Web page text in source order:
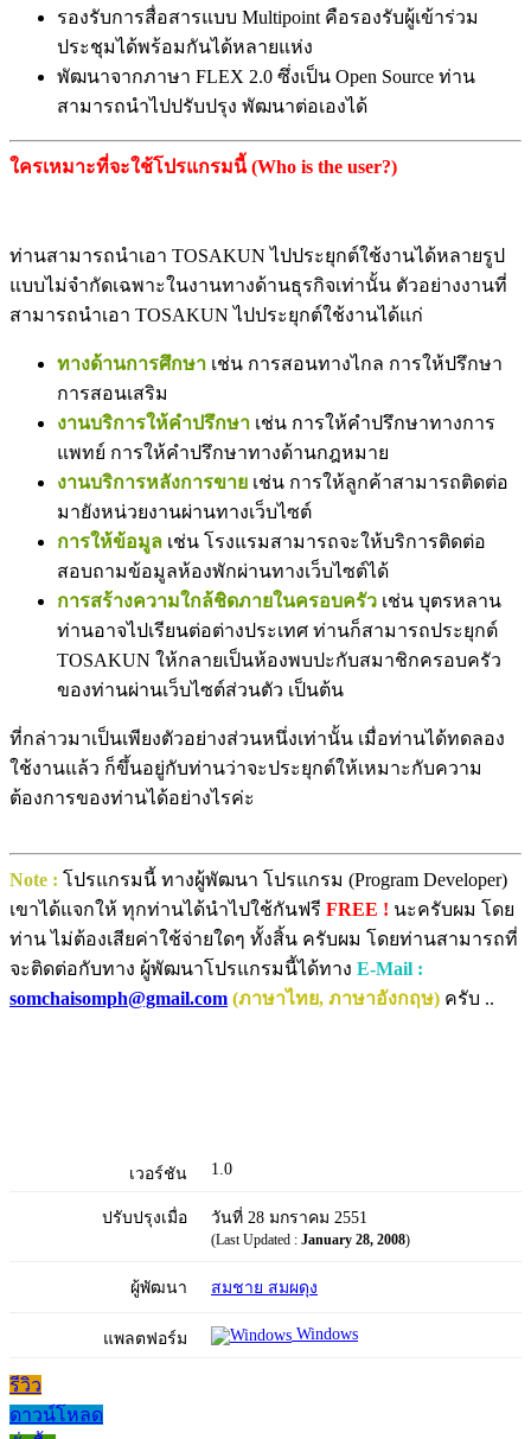
รองรับการสื่อสารแบบ Multipoint คือรองรับผู้เข้าร่วม
ประชุมได้พร้อมกันได้หลายแห่ง
พัฒนาจากภาษา FLEX 2.0 ซึ่งเป็น Open Source ท่าน
สามารถนำไปปรับปรุง พัฒนาต่อเองได้
ใครเหมาะที่จะใช้โปรแกรมนี้ (Who is the user?)
ท่านสามารถนำเอา TOSAKUN ไปประยุกต์ใช้งานได้หลายรูป
แบบไม่จำกัดเฉพาะในงานทางด้านธุรกิจเท่านั้น ตัวอย่างงานที่
สามารถนำเอา TOSAKUN ไปประยุกต์ใช้งานได้แก่
ทางด้านการศึกษา เช่น การสอนทางไกล การให้ปรึกษา
การสอนเสริม
งานบริการให้คำปรึกษา เช่น การให้คำปรึกษาทางการ
แพทย์ การให้คำปรึกษาทางด้านกฎหมาย
งานบริการหลังการขาย เช่น การให้ลูกค้าสามารถติดต่อ
มายังหน่วยงานผ่านทางเว็บไซต์
การให้ข้อมูล เช่น โรงแรมสามารถจะให้บริการติดต่อ
สอบถามข้อมูลห้องพักผ่านทางเว็บไซต์ได้
การสร้างความใกล้ชิดภายในครอบครัว เช่น บุตรหลาน
ท่านอาจไปเรียนต่อต่างประเทศ ท่านก็สามารถประยุกต์
TOSAKUN ให้กลายเป็นห้องพบปะกับสมาชิกครอบครัว
ของท่านผ่านเว็บไซต์ส่วนตัว เป็นต้น
ที่กล่าวมาเป็นเพียงตัวอย่างส่วนหนึ่งเท่านั้น เมื่อท่านได้ทดลอง
ใช้งานแล้ว ก็ขึ้นอยู่กับท่านว่าจะประยุกต์ให้เหมาะกับความ
ต้องการของท่านได้อย่างไรค่ะ
Note : โปรแกรมนี้ ทางผู้พัฒนา โปรแกรม (Program Developer)
เขาได้แจกให้ ทุกท่านได้นำไปใช้กันฟรี FREE ! นะครับผม โดย
ท่าน ไม่ต้องเสียค่าใช้จ่ายใดๆ ทั้งสิ้น ครับผม โดยท่านสามารถที่
จะติดต่อกับทาง ผู้พัฒนาโปรแกรมนี้ได้ทาง E-Mail :
somchaisomph@gmail.com (ภาษาไทย, ภาษาอังกฤษ) ครับ ..
เวอร์ชัน 1.0
ปรับปรุงเมื่อ วันที่ 28 มกราคม 2551
(Last Updated : January 28, 2008)
ผู้พัฒนา สมชาย สมผดุง
แพลตฟอร์ม Windows
รีวิว
ดาวน์โหลด